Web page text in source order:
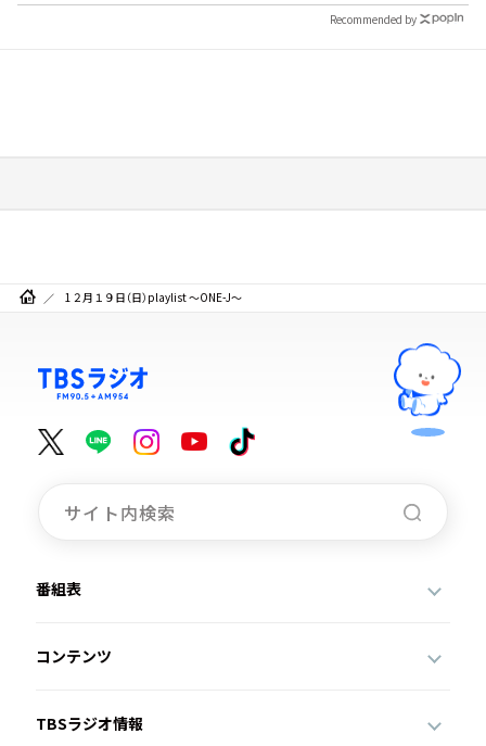
Recommended by
1２月１９日（日）playlist ～ONE-J～
番組表
コンテンツ
TBSラジオ情報